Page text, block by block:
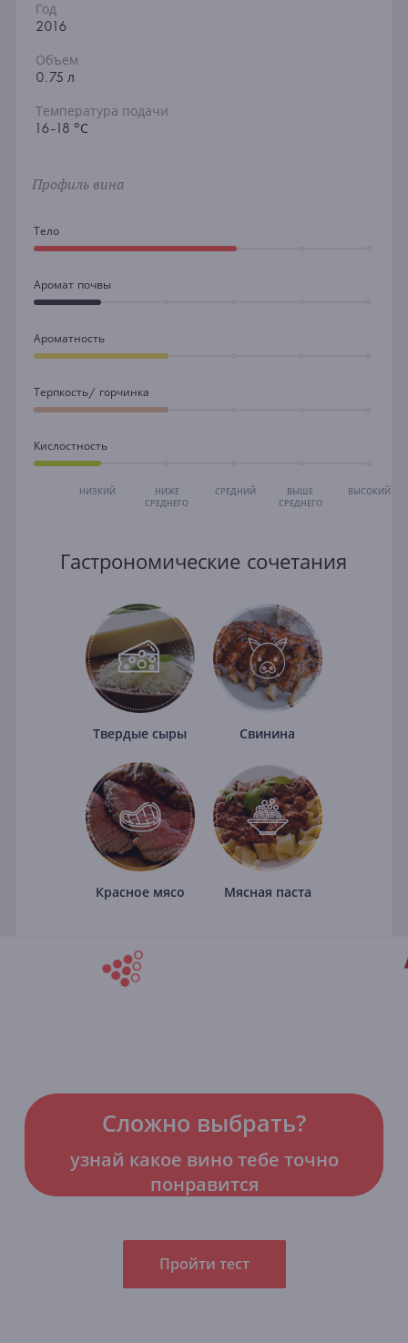
Год
2016
Объем
0.75 л
Температура подачи
16-18 °С
Профиль вина
Тело
Аромат почвы
Ароматность
Терпкость/ горчинка
Кислостность
НИЗКИЙ
НИЖЕ
СРЕДНЕГО
СРЕДНИЙ
ВЫШЕ
СРЕДНЕГО
ВЫСОКИЙ
Гастрономические сочетания
Твердые сыры Свинина
Красное мясо Мясная паста
Сложно выбрать?
узнай какое вино тебе точно
понравится
Пройти тест